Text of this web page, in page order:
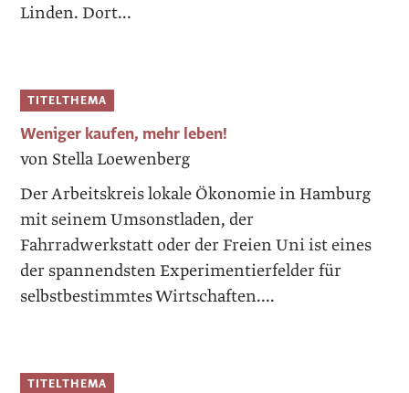
Linden. Dort...
TITELTHEMA
Weniger kaufen, mehr leben!
von Stella Loewenberg
Der Arbeitskreis lokale Ökonomie in Hamburg
mit seinem Umsonstladen, der
Fahrradwerkstatt oder der Freien Uni ist eines
der spannendsten Experimentierfelder für
selbstbestimmtes Wirtschaften....
TITELTHEMA